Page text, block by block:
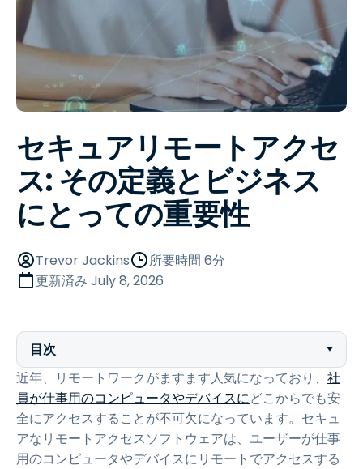
セキュアリモートアクセ
ス: その定義とビジネス
にとっての重要性
Trevor Jackins
所要時間 6分
更新済み July 8, 2026
目次
近年、リモートワークがますます人気になっており、 社
員が仕事用のコンピュータやデバイスにどこからでも安
全にアクセスすることが不可欠になっています。セキュ
アなリモートアクセスソフトウェアは、ユーザーが仕事
用のコンピュータやデバイスにリモートでアクセスする